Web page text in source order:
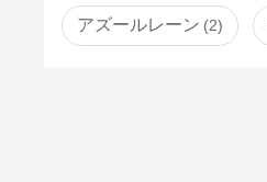
アズールレーン 2